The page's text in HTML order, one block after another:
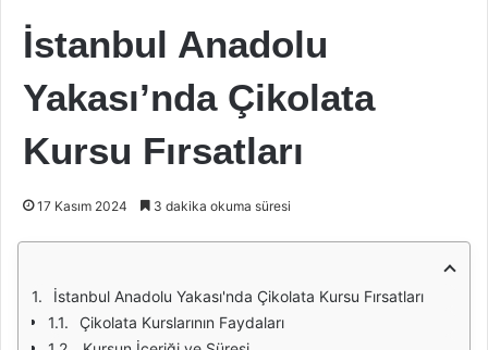
İstanbul Anadolu
Yakası’nda Çikolata
Kursu Fırsatları
17 Kasım 2024 3 dakika okuma süresi
İstanbul Anadolu Yakası'nda Çikolata Kursu Fırsatları
Çikolata Kurslarının Faydaları